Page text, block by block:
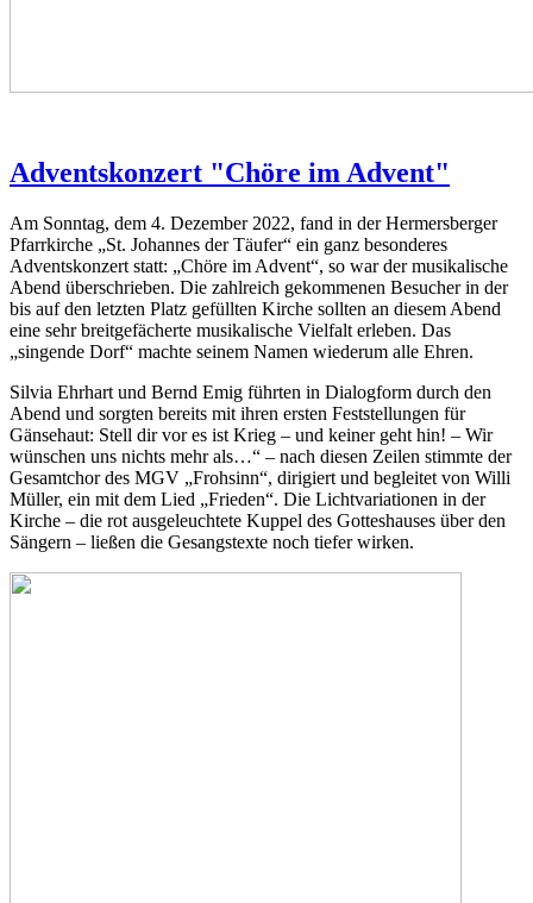
Adventskonzert "Chöre im Advent"
Am Sonntag, dem 4. Dezember 2022, fand in der Hermersberger
Pfarrkirche „St. Johannes der Täufer“ ein ganz besonderes
Adventskonzert statt: „Chöre im Advent“, so war der musikalische
Abend überschrieben. Die zahlreich gekommenen Besucher in der
bis auf den letzten Platz gefüllten Kirche sollten an diesem Abend
eine sehr breitgefächerte musikalische Vielfalt erleben. Das
„singende Dorf“ machte seinem Namen wiederum alle Ehren.
Silvia Ehrhart und Bernd Emig führten in Dialogform durch den
Abend und sorgten bereits mit ihren ersten Feststellungen für
Gänsehaut: Stell dir vor es ist Krieg – und keiner geht hin! – Wir
wünschen uns nichts mehr als…“ – nach diesen Zeilen stimmte der
Gesamtchor des MGV „Frohsinn“, dirigiert und begleitet von Willi
Müller, ein mit dem Lied „Frieden“. Die Lichtvariationen in der
Kirche – die rot ausgeleuchtete Kuppel des Gotteshauses über den
Sängern – ließen die Gesangstexte noch tiefer wirken.